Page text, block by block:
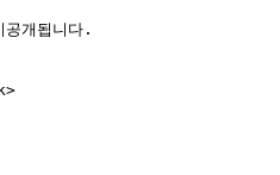
개됩니다.